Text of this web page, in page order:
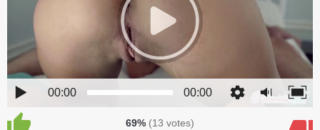
00:00 00:00
69% (13 votes)